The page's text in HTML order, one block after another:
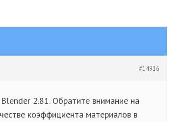
#14916
2.81. Обратите внимание на
коэффициента материалов в